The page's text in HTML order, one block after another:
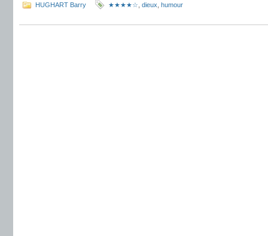
HUGHART Barry ★★★★☆ dieux humour